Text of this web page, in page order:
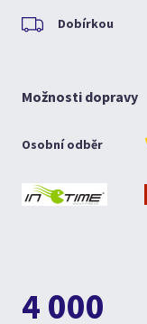
Dobírkou
Možnosti dopravy
Osobní odběr
4 000